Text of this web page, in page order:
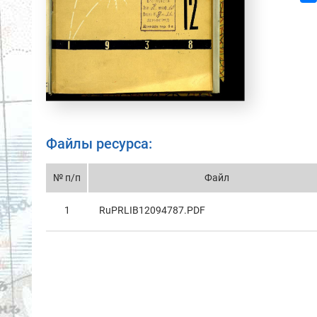
Файлы ресурса:
№ п/п Файл
1 RuPRLIB12094787.PDF